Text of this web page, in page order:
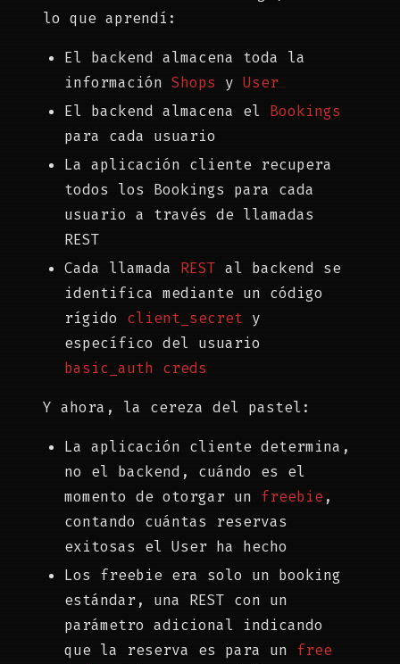
lo que aprendí:
El backend almacena toda la
información Shops y User
El backend almacena el Bookings
para cada usuario
La aplicación cliente recupera
todos los Bookings para cada
usuario a través de llamadas
REST
Cada llamada REST al backend se
identifica mediante un código
rígido client_secret y
específico del usuario
basic_auth creds
Y ahora, la cereza del pastel:
La aplicación cliente determina,
no el backend, cuándo es el
momento de otorgar un freebie,
contando cuántas reservas
exitosas el User ha hecho
Los freebie era solo un booking
estándar, una REST con un
parámetro adicional indicando
que la reserva es para un free